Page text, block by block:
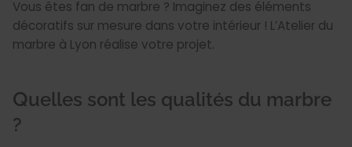
Vous êtes fan de marbre ? Imaginez des éléments
décoratifs sur mesure dans votre intérieur ! L’Atelier du
marbre à Lyon réalise votre projet.
Quelles sont les qualités du marbre
?